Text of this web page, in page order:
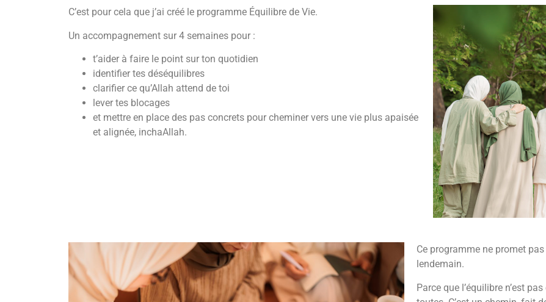
C’est pour cela que j’ai créé le programme Équilibre de Vie.
Un accompagnement sur 4 semaines pour :
t’aider à faire le point sur ton quotidien
identifier tes déséquilibres
clarifier ce qu’Allah attend de toi
lever tes blocages
et mettre en place des pas concrets pour cheminer vers une vie plus apaisée
et alignée, inchaAllah.
Ce programme ne promet
lendemain.
Parce que l’équilibre n’est